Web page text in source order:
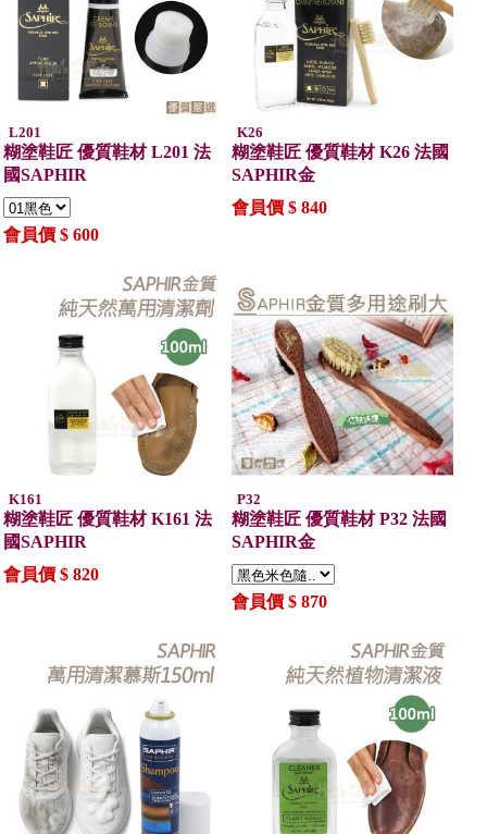
L201
糊塗鞋匠 優質鞋材 L201 法
國SAPHIR
會員價 $ 600
K26
糊塗鞋匠 優質鞋材 K26 法國
SAPHIR金
會員價 $ 840
K161
糊塗鞋匠 優質鞋材 K161 法
國SAPHIR
會員價 $ 820
P32
糊塗鞋匠 優質鞋材 P32 法國
SAPHIR金
會員價 $ 870